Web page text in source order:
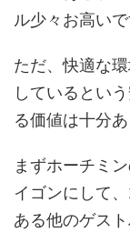
ル少々お高いで
ただ、快適な
しているとい
る価値は十分あ
まずホーチミ
イゴンにして
ある他のゲス